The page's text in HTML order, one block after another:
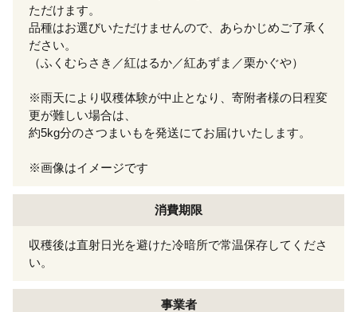
ただけます。
品種はお選びいただけませんので、あらかじめご了承く
ださい。
（ふくむらさき／紅はるか／紅あずま／栗かぐや）
※雨天により収穫体験が中止となり、寄附者様の日程変
更が難しい場合は、
約5kg分のさつまいもを発送にてお届けいたします。
※画像はイメージです
消費期限
収穫後は直射日光を避けた冷暗所で常温保存してくださ
い。
事業者